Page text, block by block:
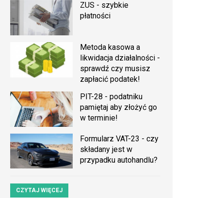
ZUS - szybkie
płatności
Metoda kasowa a
likwidacja działalności -
sprawdź czy musisz
zapłacić podatek!
PIT-28 - podatniku
pamiętaj aby złożyć go
w terminie!
Formularz VAT-23 - czy
składany jest w
przypadku autohandlu?
CZYTAJ WIĘCEJ